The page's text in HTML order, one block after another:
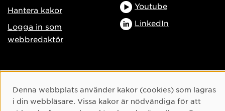
Hantera kakor
Logga in som
webbredaktör
Youtube
LinkedIn
Cookie-samtycke
Denna webbplats använder kakor (cookies) som lagras
i din webbläsare. Vissa kakor är nödvändiga för att